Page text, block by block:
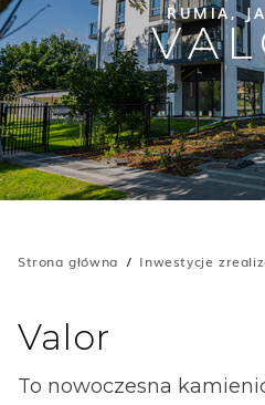
RUMIA,
Strona główna Inwestycje
Valor
To nowoczesna